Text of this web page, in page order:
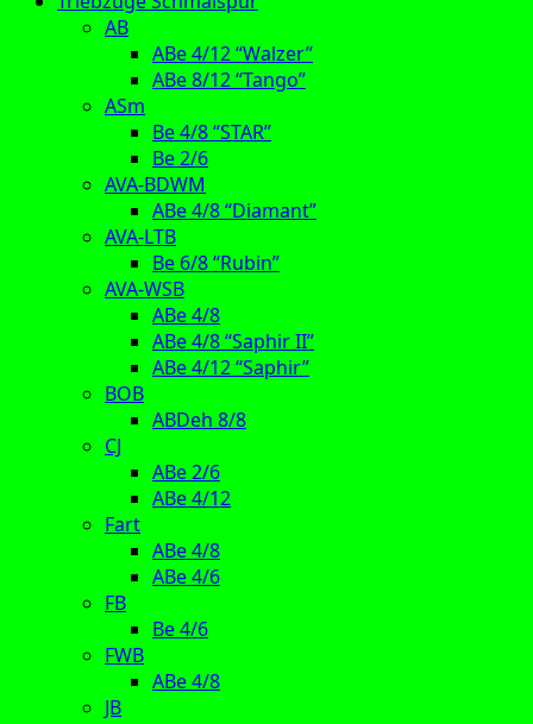
AB
ABe 4/12 “Walzer”
ABe 8/12 “Tango”
ASm
Be 4/8 “STAR”
Be 2/6
AVA-BDWM
ABe 4/8 “Diamant”
AVA-LTB
Be 6/8 “Rubin”
AVA-WSB
ABe 4/8
ABe 4/8 “Saphir II”
ABe 4/12 “Saphir”
BOB
ABDeh 8/8
CJ
ABe 2/6
ABe 4/12
Fart
ABe 4/8
ABe 4/6
FB
Be 4/6
FWB
ABe 4/8
JB